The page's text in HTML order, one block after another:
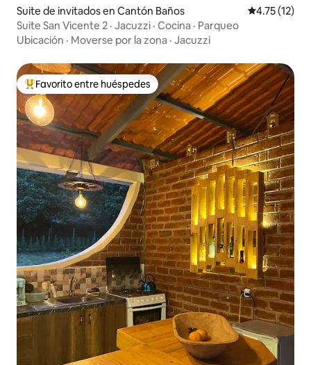
Suite de invitados en Cantón Baños Calificación
4.75 (12)
Suite San Vicente 2 · Jacuzzi · Cocina · Parqueo
Ubicación · Moverse por la zona · Jacuzzi
Favorito entre huéspedes preferido
Favorito entre huéspedes